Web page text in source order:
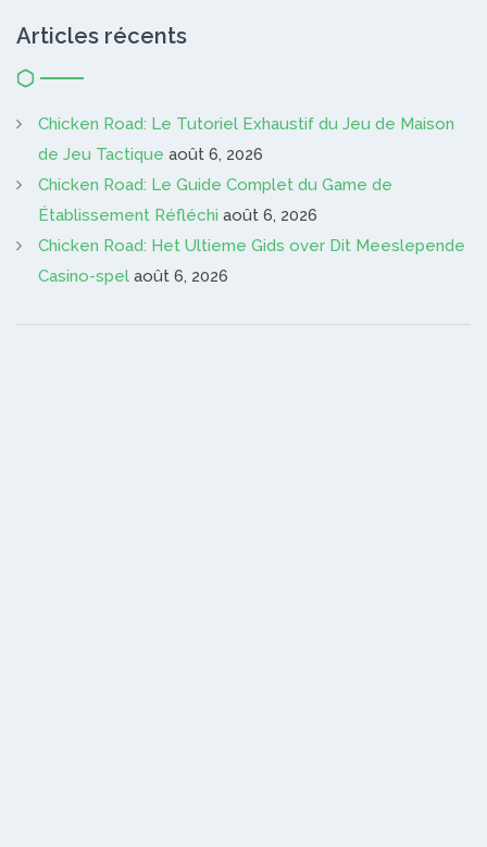
Articles récents
Chicken Road: Le Tutoriel Exhaustif du Jeu de Maison
de Jeu Tactique août 6, 2026
Chicken Road: Le Guide Complet du Game de
Établissement Réfléchi août 6, 2026
Chicken Road: Het Ultieme Gids over Dit Meeslepende
Casino-spel août 6, 2026